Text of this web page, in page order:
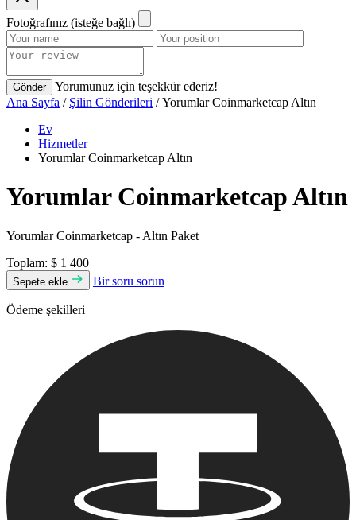
Fotoğrafınız (isteğe bağlı)
Gönder
Yorumunuz için teşekkür ederiz!
Ana Sayfa / Şilin Gönderileri / Yorumlar Coinmarketcap Altın
Ev
Hizmetler
Yorumlar Coinmarketcap Altın
Yorumlar Coinmarketcap Altın
Yorumlar Coinmarketcap - Altın Paket
Toplam: $ 1 400
Sepete ekle Bir soru sorun
Ödeme şekilleri